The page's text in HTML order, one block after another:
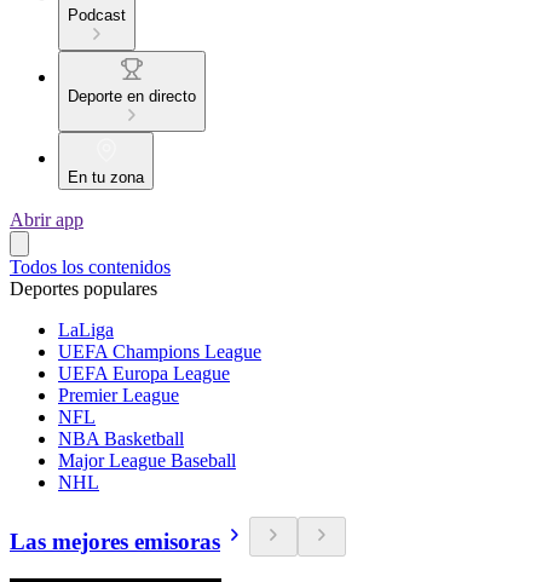
Podcast
Deporte en directo
En tu zona
Abrir app
Todos los contenidos
Deportes populares
LaLiga
UEFA Champions League
UEFA Europa League
Premier League
NFL
NBA Basketball
Major League Baseball
NHL
Las mejores emisoras